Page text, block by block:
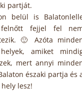
partját.
belül is
felnőtt fejjel fel
🙂 Azóta
amiket
mert annyi
északi partja és
lesz!